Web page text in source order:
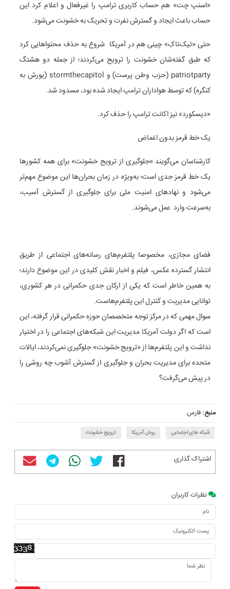
«اسنپ چت» هم حساب کار‌بری ترامپ را غیر‌فعال و اعلام کرد این
حساب باعث ایجاد و گسترش نفرت و تحریک به خشونت می‌شود.
حتی «تیک‌تاکِ» چینی هم در آمریکا شروع به حذف محتواهایی کرد
که طبق گفته‌شان خشونت را ترویج می‌کردند؛ از جمله دو هشتگ
patriotparty (حزب وطن پرست) و stormthecapitol (یورش به
کنگره) که توسط هواداران ترامپ ایجاد شده بود، مسدود شد.
«دیسکورد» نیز اکانت ترامپ را حذف کرد.
یک خط قرمز بدون اغماض
کارشناسان می‌گویند «جلوگیری از ترویج خشونت» برای همه کشورها
یک خط قرمز جدی است؛‌ به‌ویژه در زمان بحران‌ها این موضوع مهم‌تر
می‌شود و نهادهای امنیت ملی برای جلوگیری از گسترش آسیب،
به‌سرعت وارد عمل می‌شوند.
فضای مجازی،‌ مخصوصا پلتفرم‌های رسانه‌های اجتماعی از طریق
انتشار گسترده عکس، فیلم و اخبار نقش کلیدی در این موضوع دارند؛
به همین خاطر است که یکی از ارکان جدی حکمرانی در هر کشوری،‌
توانایی مدیریت و کنترل این پلتفرم‌هاست.
سوال مهمی که در مرکز توجه متخصصان حوزه حکمرانی قرار گرفته، این
است که اگر دولت آمریکا مدیریت این شبکه‌های اجتماعی را در اختیار
نداشت و این پلتفرم‌ها از «ترویج خشونت» جلوگیری نمی‌کردند، ایالات
متحده برای مدیریت بحران و جلوگیری از گسترش آشوب چه روشی را
در پیش می‌گرفت؟
منبع:فارس
شبکه های اجتماعی روش آمریکا ترویج خشونت
اشتراک گذاری
نظرات کاربران